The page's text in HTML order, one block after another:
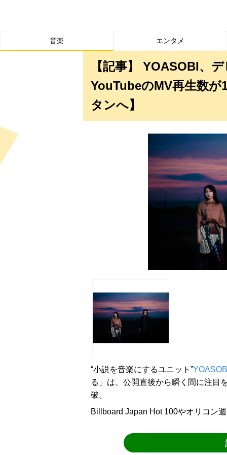
音楽 エンタメ
【記事】 YOASOBI、
YouTubeのMV再生数が
タンへ】
“小説を音楽にするユニット”
る」は、公開直後から瞬く間に注目
破。
Billboard Japan Hot 100やオリコン